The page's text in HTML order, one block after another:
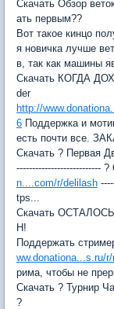
Скачать Обзор
ать первым??
Вот такое кинцо
я новичка лучше
в, так как машины
Скачать КОГДА
der
http://
6 Поддержка и
есть почти все.
Скачать ? Первая
---------------------------
n....com/r/delilash
tps...
Скачать
Н!
Поддержать
ww.donationa...s.ru/
рима, чтобы не
Скачать ? Турнир
?